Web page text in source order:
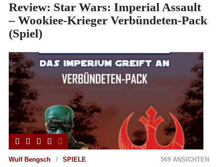
Review: Star Wars: Imperial Assault
– Wookiee-Krieger Verbündeten-Pack
(Spiel)
Wulf Bengsch SPIELE 569 ANSICHTEN